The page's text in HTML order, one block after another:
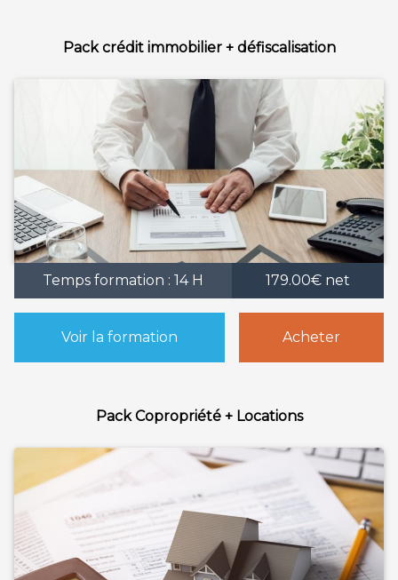
Pack crédit immobilier + défiscalisation
Temps formation : 14 H 179.00€ net
Voir la formation Acheter
Pack Copropriété + Locations